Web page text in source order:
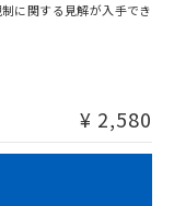
ます。
に関する見解が入手でき
¥ 2,580